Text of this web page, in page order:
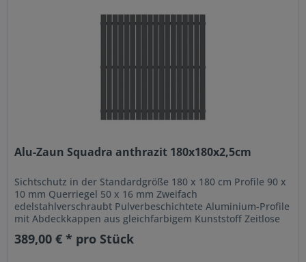
Alu-Zaun Squadra anthrazit 180x180x2,5cm
Sichtschutz in der Standardgröße 180 x 180 cm Profile 90 x
10 mm Querriegel 50 x 16 mm Zweifach
edelstahlverschraubt Pulverbeschichtete Aluminium-Profile
mit Abdeckkappen aus gleichfarbigem Kunststoff Zeitlose
389,00 € * pro Stück